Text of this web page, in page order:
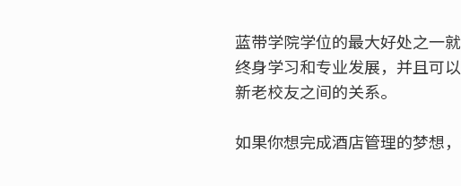
蓝带学院学位的最大好处之一
终身学习和专业发展，并且可
新老校友之间的关系。
如果你想完成酒店管理的梦想